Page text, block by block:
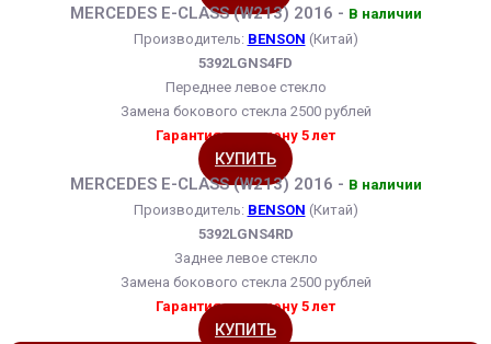
MERCEDES E-CLASS (W213) 2016 - В наличии
Производитель: BENSON (Китай)
5392LGNS4FD
Переднее левое стекло
Замена бокового стекла 2500 рублей
Гарантия на замену 5 лет
КУПИТЬ
MERCEDES E-CLASS (W213) 2016 - В наличии
Производитель: BENSON (Китай)
5392LGNS4RD
Заднее левое стекло
Замена бокового стекла 2500 рублей
Гарантия на замену 5 лет
КУПИТЬ